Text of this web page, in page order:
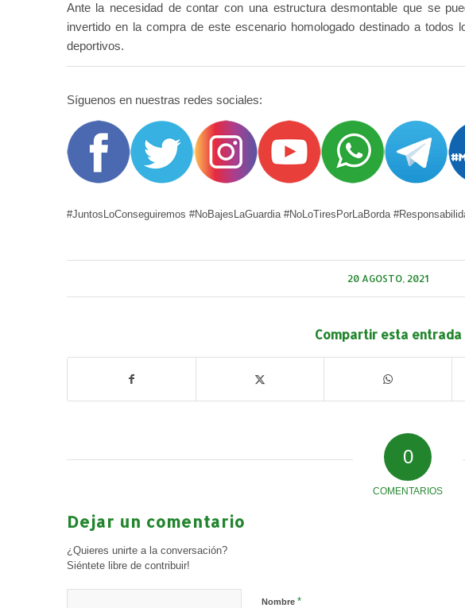
Ante la necesidad de contar con una estructura desmontable que se
invertido en la compra de este escenario homologado destinado a todos
deportivos.
Síguenos en nuestras redes sociales:
#JuntosLoConseguiremos #NoBajesLaGuardia #NoLoTiresPorLaBorda
20 AGOSTO, 2021
Compartir esta entrada
0
COMENTARIOS
Dejar un comentario
¿Quieres unirte a la conversación?
Siéntete libre de contribuir!
Nombre *